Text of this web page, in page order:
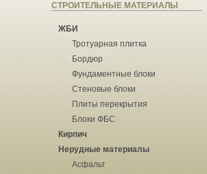
СТРОИТЕЛЬНЫЕ МАТЕРИАЛЫ
ЖБИ
Тротуарная плитка
Бордюр
Фундаментные блоки
Стеновые блоки
Плиты перекрытия
Блоки ФБС
Кирпич
Нерудные материалы
Асфальт